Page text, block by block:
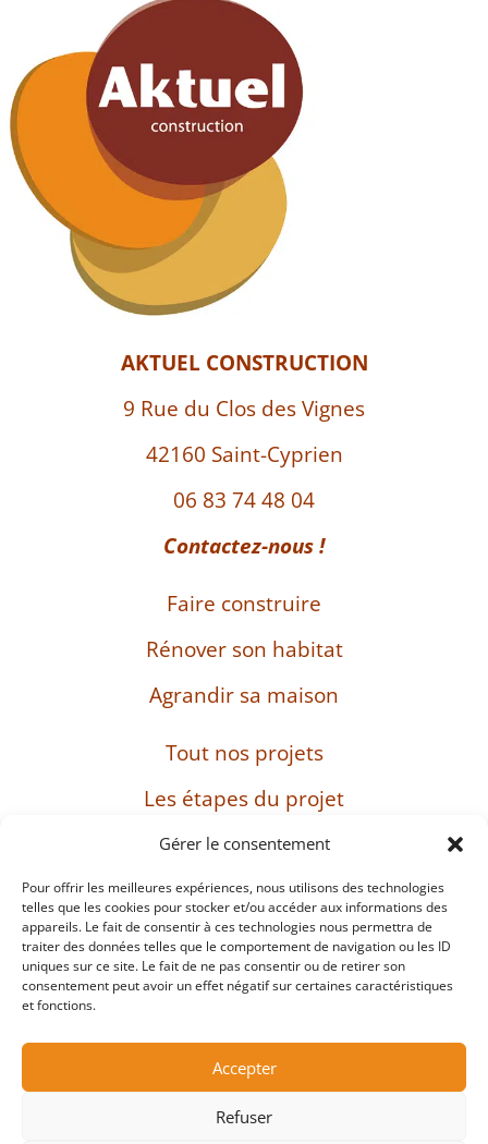
Gérer le consentement
Pour offrir les meilleures expériences, nous utilisons des technologies
telles que les cookies pour stocker et/ou accéder aux informations des
appareils. Le fait de consentir à ces technologies nous permettra de
traiter des données telles que le comportement de navigation ou les ID
uniques sur ce site. Le fait de ne pas consentir ou de retirer son
consentement peut avoir un effet négatif sur certaines caractéristiques
et fonctions.
Accepter
Refuser
AKTUEL CONSTRUCTION
9 Rue du Clos des Vignes
42160 Saint-Cyprien
06 83 74 48 04
Contactez-nous !
Faire construire
Rénover son habitat
Agrandir sa maison
Tout nos projets
Les étapes du projet
L’entreprise
SIRET : 482 897 469 00037 – Capital : 8 000 euros
– TVA intracommunautaire : FR38482897469
Protection des données personnelles et cookies